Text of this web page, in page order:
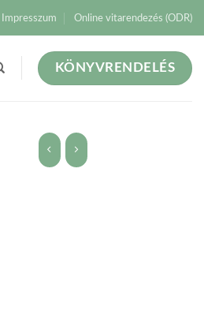
Impresszum Online vitarendezés (ODR)
KÖNYVRENDELÉS